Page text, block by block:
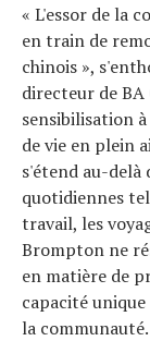
« L'essor de la
en train de
chinois »,
directeur de BA
sensibilisation
de vie en plein
s'étend au-delà
quotidiennes
travail, les
Brompton ne
en matière de
capacité
la communauté.